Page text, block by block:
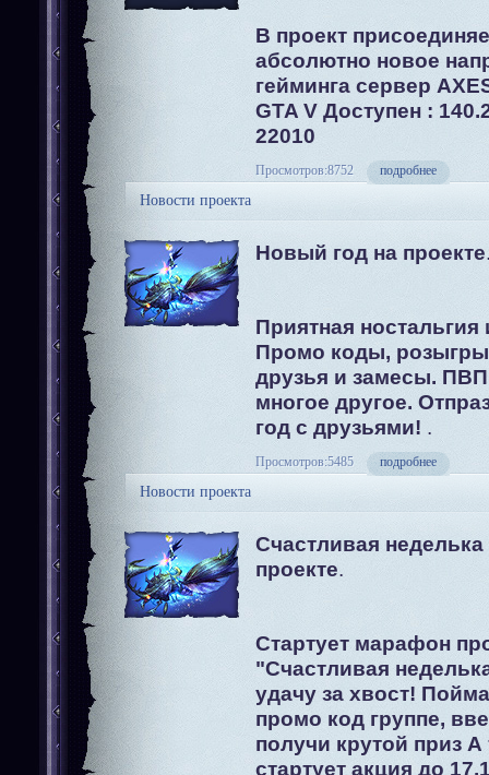
В проект
абсолютно новое
гейминга сервер
GTA V Доступен :
22010
Просмотров:8752 подробнее
Новости проекта
Новый год на проекте
Приятная ностальгия
Промо коды,
друзья и замесы.
многое другое.
год с друзьями! .
Просмотров:5485 подробнее
Новости проекта
Счастливая
проекте.
Cтартует марафон
"Счастливая
удачу за хвост!
промо код группе,
получи крутой приз А
стартует акция до